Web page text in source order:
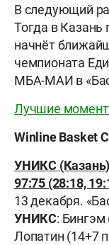
В следующий
Тогда в
начнёт
чемпионата
МБА-МАИ в
Лучшие
Winline Basket
УНИКС
97:75 (28:18,
13 декабря.
УНИКС: Бингэм
Лопатин (14+7